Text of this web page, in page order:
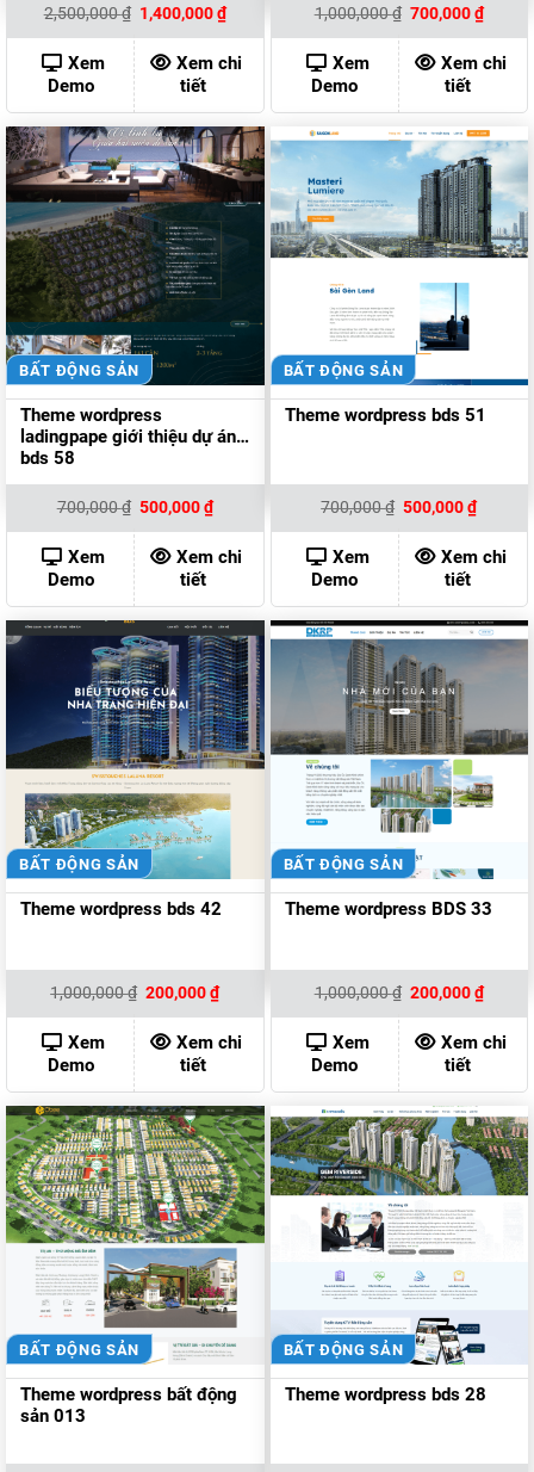
2,500,000₫ Giá
gốc
là:
2,500,000 ₫.
1,400,000₫Giá
hiện
tại
là:
1,400,000 ₫.
Xem
Demo
Xem chi
tiết
1,000,000₫ Giá
gốc
là:
1,000,000 ₫.
700,000₫Giá
hiện
tại
là:
Xem
Demo
Xem chi
tiết
BẤT ĐỘNG SẢN
Theme wordpress
ladingpape giới thiệu dự án
bds 58
700,000₫ Giá
là:
700,000 ₫.
500,000₫Giá
hiện
tại
là:
500,000 ₫.
Xem
Demo
Xem chi
tiết
BẤT ĐỘNG SẢN
Theme wordpress bds 51
700,000₫ Giá
là:
700,000 ₫.
500,000₫Giá
hiện
tại
là:
Xem
Demo
Xem chi
tiết
BẤT ĐỘNG SẢN
Theme wordpress bds 42
1,000,000₫ Giá
là:
1,000,000 ₫.
200,000₫Giá
hiện
tại
là:
200,000 ₫.
Xem
Demo
Xem chi
tiết
BẤT ĐỘNG SẢN
Theme wordpress BDS 33
1,000,000₫ Giá
là:
1,000,000 ₫.
200,000₫Giá
hiện
tại
là:
Xem
Demo
Xem chi
tiết
BẤT ĐỘNG SẢN
Theme wordpress bất động
sản 013
BẤT ĐỘNG SẢN
Theme wordpress bds 28